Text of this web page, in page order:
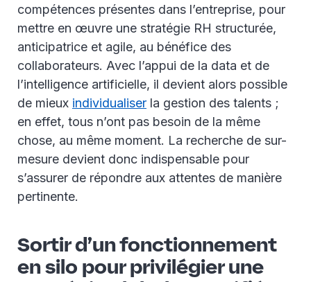
compétences présentes dans l’entreprise, pour
mettre en œuvre une stratégie RH structurée,
anticipatrice et agile, au bénéfice des
collaborateurs. Avec l’appui de la data et de
l’intelligence artificielle, il devient alors possible
de mieux individualiser la gestion des talents ;
en effet, tous n’ont pas besoin de la même
chose, au même moment. La recherche de sur-
mesure devient donc indispensable pour
s’assurer de répondre aux attentes de manière
pertinente.
Sortir d’un fonctionnement
en silo pour privilégier une